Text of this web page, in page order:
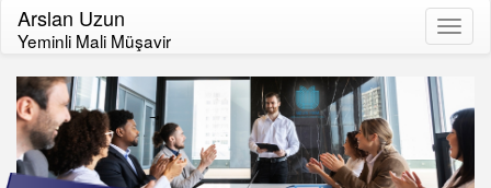
Arslan Uzun
Yeminli Mali Müşavir